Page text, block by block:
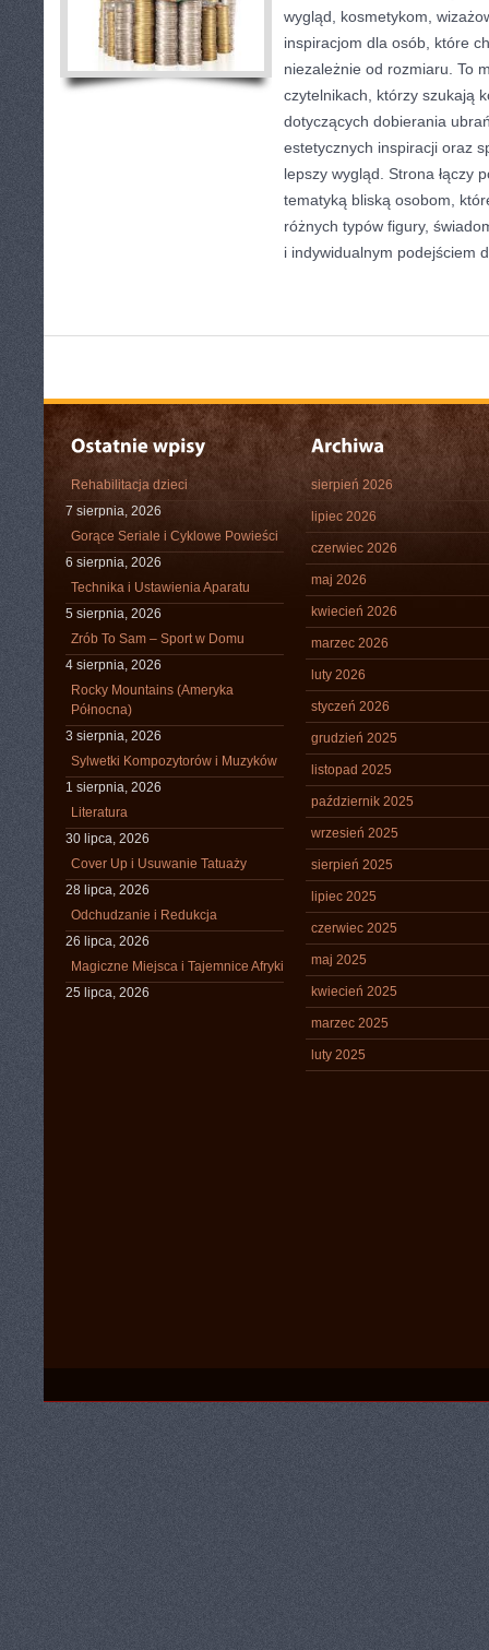
wygląd, kosmetykom,
inspiracjom dla osób, które
niezależnie od rozmiaru. To
czytelnikach, którzy szukają
dotyczących dobierania
estetycznych inspiracji oraz
lepszy wygląd. Strona łączy
tematyką bliską osobom,
różnych typów figury,
i indywidualnym podejściem
Rehabilitacja dzieci
7 sierpnia, 2026
Gorące Seriale i Cyklowe Powieści
6 sierpnia, 2026
Technika i Ustawienia Aparatu
5 sierpnia, 2026
Zrób To Sam – Sport w Domu
4 sierpnia, 2026
Rocky Mountains (Ameryka
Północna)
3 sierpnia, 2026
Sylwetki Kompozytorów i Muzyków
1 sierpnia, 2026
Literatura
30 lipca, 2026
Cover Up i Usuwanie Tatuaży
28 lipca, 2026
Odchudzanie i Redukcja
26 lipca, 2026
Magiczne Miejsca i Tajemnice Afryki
25 lipca, 2026
sierpień 2026
lipiec 2026
czerwiec 2026
maj 2026
kwiecień 2026
marzec 2026
luty 2026
styczeń 2026
grudzień 2025
listopad 2025
październik 2025
wrzesień 2025
sierpień 2025
lipiec 2025
czerwiec 2025
maj 2025
kwiecień 2025
marzec 2025
luty 2025